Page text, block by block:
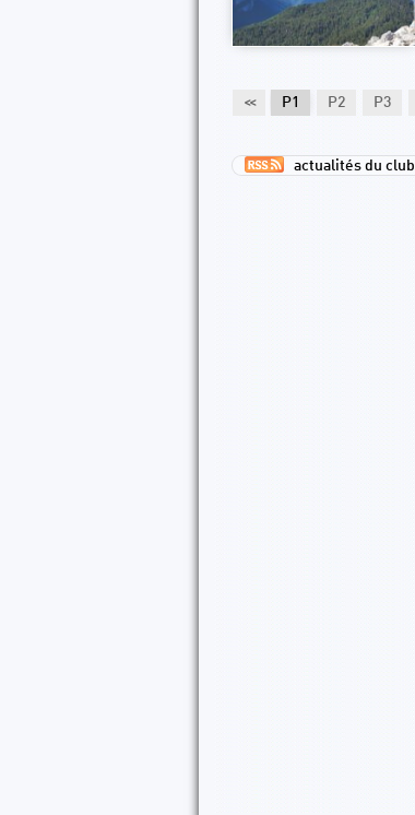
<< P1 P2 P3
actualités du club